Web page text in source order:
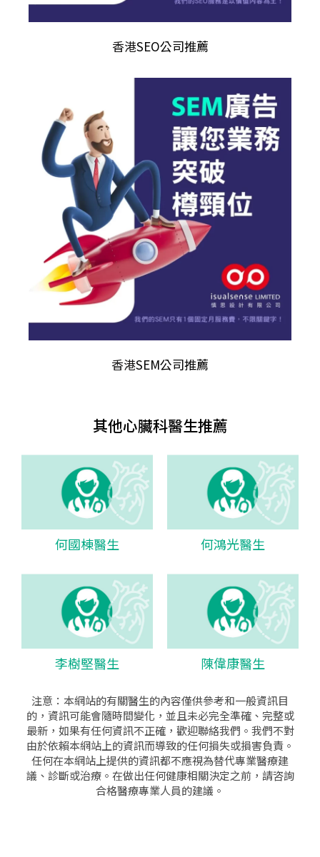
香港SEO公司推薦
香港SEM公司推薦
其他心臟科醫生推薦
何國棟醫生 何鴻光醫生
李樹堅醫生 陳偉康醫生
注意：本網站的有關醫生的內容僅供參考和一般資訊目
的，資訊可能會隨時間變化，並且未必完全準確、完整或
最新，如果有任何資訊不正確，歡迎聯絡我們。我們不對
由於依賴本網站上的資訊而導致的任何損失或損害負責。
任何在本網站上提供的資訊都不應視為替代專業醫療建
議、診斷或治療。在做出任何健康相關決定之前，請咨詢
合格醫療專業人員的建議。